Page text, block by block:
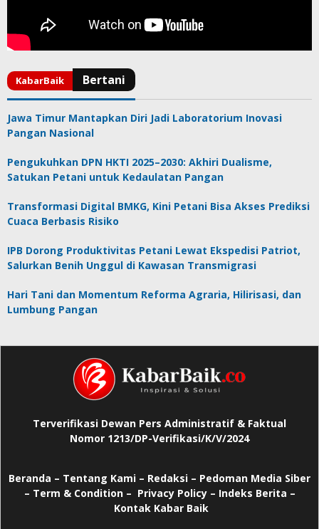
Jawa Timur Mantapkan Diri Jadi Laboratorium Inovasi
Pangan Nasional
Pengukuhkan DPN HKTI 2025–2030: Akhiri Dualisme,
Satukan Petani untuk Kedaulatan Pangan
Transformasi Digital BMKG, Kini Petani Bisa Akses Prediksi
Cuaca Berbasis Risiko
IPB Dorong Produktivitas Petani Lewat Ekspedisi Patriot,
Salurkan Benih Unggul di Kawasan Transmigrasi
Hari Tani dan Momentum Reforma Agraria, Hilirisasi, dan
Lumbung Pangan
Terverifikasi Dewan Pers Administratif & Faktual
Nomor 1213/DP-Verifikasi/K/V/2024
Beranda – Tentang Kami – Redaksi – Pedoman Media Siber
– Term & Condition – Privacy Policy– Indeks Berita –
Kontak Kabar Baik